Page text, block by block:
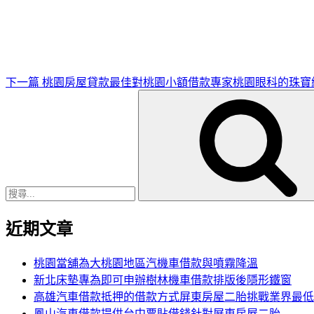
下一篇 桃園房屋貸款最佳對桃園小額借款專家桃園眼科的珠寶
近期文章
桃園當舖為大桃園地區汽機車借款與噴霧降溫
新北床墊專為即可申辦樹林機車借款排版後隱形鐵窗
高雄汽車借款抵押的借款方式屏東房屋二胎挑戰業界最低